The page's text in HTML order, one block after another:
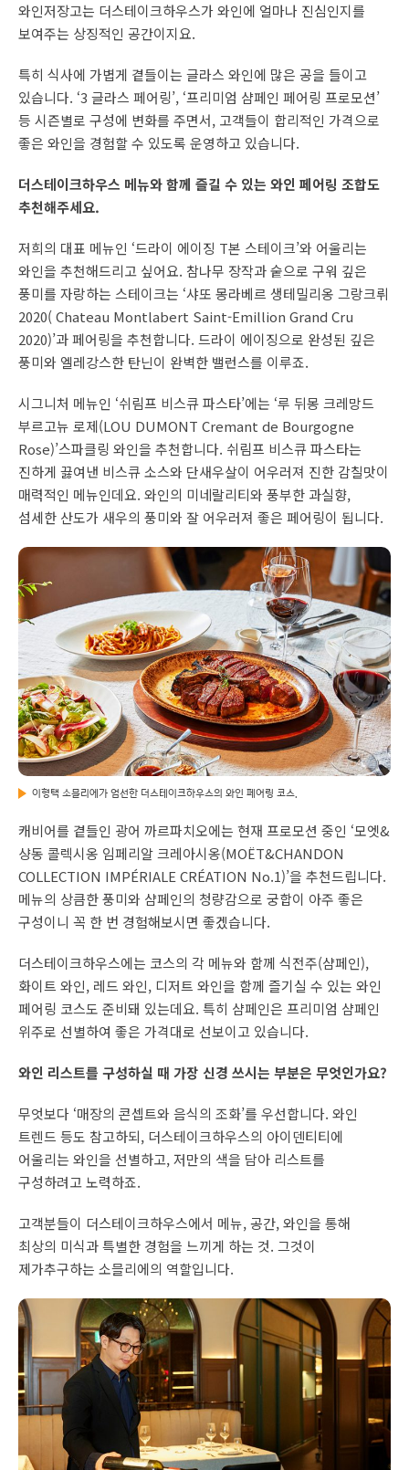
와인저장고는 더스테이크하우스가 와인에 얼마나 진심인지를
보여주는 상징적인 공간이지요.
특히 식사에 가볍게 곁들이는 글라스 와인에 많은 공을 들이고
있습니다. ‘3 글라스 페어링’, ‘프리미엄 샴페인 페어링 프로모션’
등 시즌별로 구성에 변화를 주면서, 고객들이 합리적인 가격으로
좋은 와인을 경험할 수 있도록 운영하고 있습니다.
더스테이크하우스 메뉴와 함께 즐길 수 있는 와인 페어링 조합도
추천해주세요.
저희의 대표 메뉴인 ‘드라이 에이징 T본 스테이크’와 어울리는
와인을 추천해드리고 싶어요. 참나무 장작과 숱으로 구워 깊은
풍미를 자랑하는 스테이크는 ‘샤또 몽라베르 생테밀리옹 그랑크뤼
2020( Chateau Montlabert Saint-Emillion Grand Cru
2020)’과 페어링을 추천합니다. 드라이 에이징으로 완성된 깊은
풍미와 엘레강스한 탄닌이 완벽한 밸런스를 이루죠.
시그니처 메뉴인 ‘쉬림프 비스큐 파스타’에는 ‘루 뒤몽 크레망드
부르고뉴 로제(LOU DUMONT Cremant de Bourgogne
Rose)’스파클링 와인을 추천합니다. 쉬림프 비스큐 파스타는
진하게 끓여낸 비스큐 소스와 단새우살이 어우러져 진한 감칠맛이
매력적인 메뉴인데요. 와인의 미네랄리티와 풍부한 과실향,
섬세한 산도가 새우의 풍미와 잘 어우러져 좋은 페어링이 됩니다.
이형택 소믈리에가 엄선한 더스테이크하우스의 와인 페어링 코스.
캐비어를 곁들인 광어 까르파치오에는 현재 프로모션 중인 ‘모엣&
샹동 콜렉시옹 임페리알 크레아시옹(MOËT&CHANDON
COLLECTION IMPÉRIALE CRÉATION No.1)’을 추천드립니다.
메뉴의 상큼한 풍미와 샴페인의 청량감으로 궁합이 아주 좋은
구성이니 꼭 한 번 경험해보시면 좋겠습니다.
더스테이크하우스에는 코스의 각 메뉴와 함께 식전주(샴페인),
화이트 와인, 레드 와인, 디저트 와인을 함께 즐기실 수 있는 와인
페어링 코스도 준비돼 있는데요. 특히 샴페인은 프리미엄 샴페인
위주로 선별하여 좋은 가격대로 선보이고 있습니다.
와인 리스트를 구성하실 때 가장 신경 쓰시는 부분은 무엇인가요?
무엇보다 ‘매장의 콘셉트와 음식의 조화’를 우선합니다. 와인
트렌드 등도 참고하되, 더스테이크하우스의 아이덴티티에
어울리는 와인을 선별하고, 저만의 색을 담아 리스트를
구성하려고 노력하죠.
고객분들이 더스테이크하우스에서 메뉴, 공간, 와인을 통해
최상의 미식과 특별한 경험을 느끼게 하는 것. 그것이
제가추구하는 소믈리에의 역할입니다.